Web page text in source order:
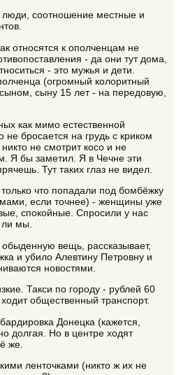
соотношение местные и
относятся к ополченцам не
- да они тут дома,
- это мужья и дети.
(огромный колоритный
сыну 15 лет - на передовую,
как мимо естественной
бросается на грудь с криком
не смотрит косо и не
Я бы заметил. Я в Чечне эти
Тут таких глаз не видел.
что попадали под бомбёжку
если точнее) - женщины уже
спокойные. Спросили у нас
ли мы.
вещь, рассказывает,
и убило Алевтину Петровну и
новостями.
Такси по городу - рублей 60
общественный транспорт.
Донецка (кажется,
долгая. Но в центре ходят
же.
ленточками (никто ж их не